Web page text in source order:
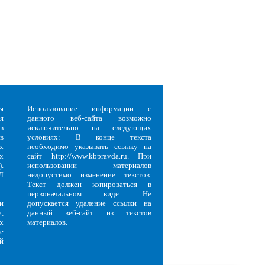
Использование информации с
данного веб-сайта возможно
исключительно на следующих
условиях: В конце текста
необходимо указывать ссылку на
сайт http://www.kbpravda.ru. При
использовании материалов
недопустимо изменение текстов.
Текст должен копироваться в
первоначальном виде. Не
допускается удаление ссылки на
данный веб-сайт из текстов
материалов.